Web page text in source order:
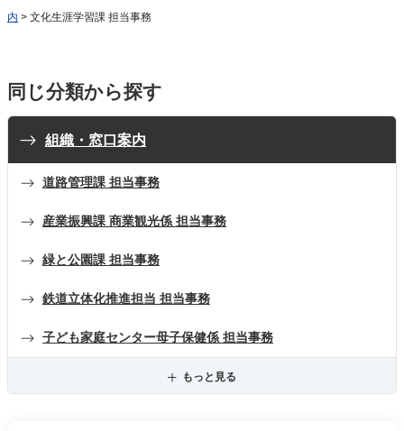
内 > 文化生涯学習課 担当事務
同じ分類から探す
組織・窓口案内
道路管理課 担当事務
産業振興課 商業観光係 担当事務
緑と公園課 担当事務
鉄道立体化推進担当 担当事務
子ども家庭センター母子保健係 担当事務
もっと見る